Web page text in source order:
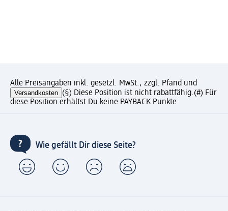
Alle Preisangaben inkl. gesetzl. MwSt., zzgl. Pfand und
Versandkosten (§) Diese Position ist nicht rabattfähig.(#) Für
diese Position erhältst Du keine PAYBACK Punkte.
Wie gefällt Dir diese Seite?